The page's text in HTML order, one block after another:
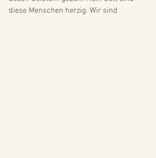
diese Menschen herzig. Wir sind